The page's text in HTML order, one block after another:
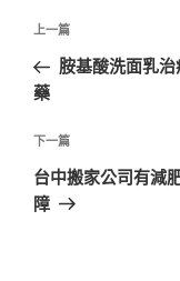
文
導
覽
上
一
篇
章
上一篇
胺基酸洗面乳
藥
下
一
篇
下一篇
台中搬家公司有減
障